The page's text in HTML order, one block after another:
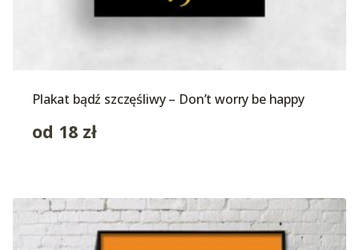
Plakat bądź szczęśliwy – Don’t worry be happy
od 18 zł